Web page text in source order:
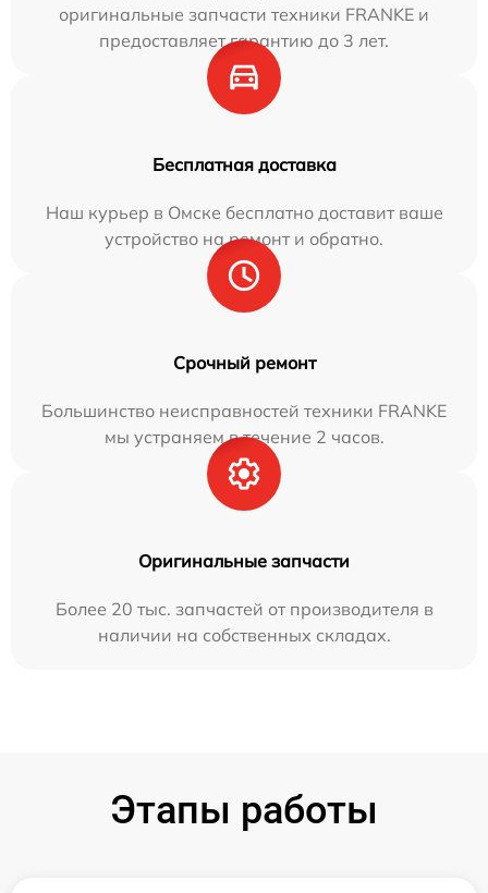
оригинальные запчасти техники FRANKE и
предоставляет гарантию до 3 лет.
Бесплатная доставка
Наш курьер в Омске бесплатно доставит ваше
устройство на ремонт и обратно.
Срочный ремонт
Большинство неисправностей техники FRANKE
мы устраняем в течение 2 часов.
Оригинальные запчасти
Более 20 тыс. запчастей от производителя в
наличии на собственных складах.
Этапы работы